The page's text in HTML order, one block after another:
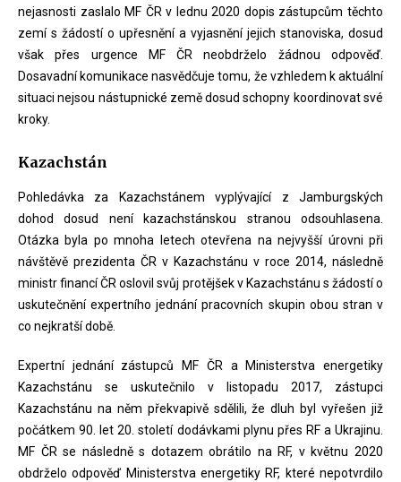
nejasnosti zaslalo MF ČR v lednu 2020 dopis zástupcům těchto
zemí s žádostí o upřesnění a vyjasnění jejich stanoviska, dosud
však přes urgence MF ČR neobdrželo žádnou odpověď.
Dosavadní komunikace nasvědčuje tomu, že vzhledem k aktuální
situaci nejsou nástupnické země dosud schopny koordinovat své
kroky.
Kazachstán
Pohledávka za Kazachstánem vyplývající z Jamburgských
dohod dosud není kazachstánskou stranou odsouhlasena.
Otázka byla po mnoha letech otevřena na nejvyšší úrovni při
návštěvě prezidenta ČR v Kazachstánu v roce 2014, následně
ministr financí ČR oslovil svůj protějšek v Kazachstánu s žádostí o
uskutečnění expertního jednání pracovních skupin obou stran v
co nejkratší době.
Expertní jednání zástupců MF ČR a Ministerstva energetiky
Kazachstánu se uskutečnilo v listopadu 2017, zástupci
Kazachstánu na něm překvapivě sdělili, že dluh byl vyřešen již
počátkem 90. let 20. století dodávkami plynu přes RF a Ukrajinu.
MF ČR se následně s dotazem obrátilo na RF, v květnu 2020
obdrželo odpověď Ministerstva energetiky RF, které nepotvrdilo